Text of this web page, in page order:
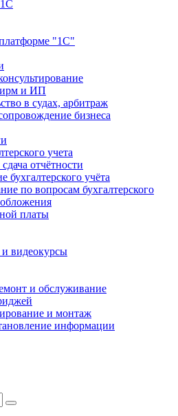
"1С"
и ИП
в судах, арбитраж
бизнеса
учета
отчётности
бухгалтерского учёта
по вопросам бухгалтерского
платы
видеокурсы
и обслуживание
и монтаж
информации